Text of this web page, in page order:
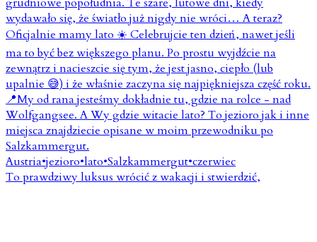
To prawdziwy luksus wrócić z wakacji i stwierdzić,